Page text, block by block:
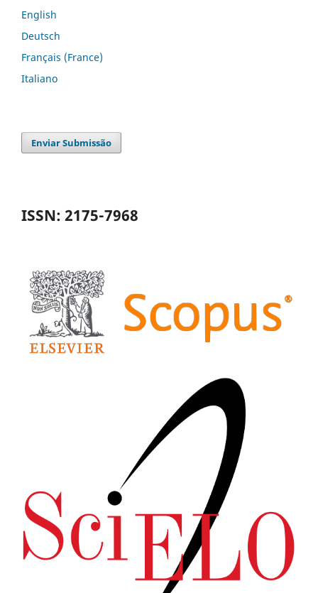
English
Deutsch
Français (France)
Italiano
Enviar Submissão
ISSN: 2175-7968